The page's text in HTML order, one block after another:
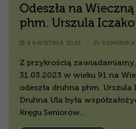
Odeszła na
phm. Urszula
4 KWIETNIA 2023 -
Z przykrością
31.03.2023 w wieku 91 na
odeszła druhna phm. Urszula
Druhna Ula była
Kręgu Seniorów…